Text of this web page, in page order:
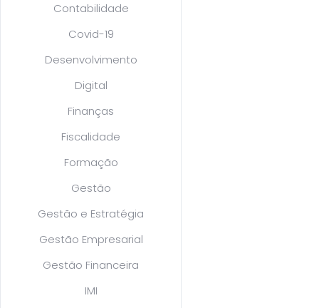
Contabilidade
Covid-19
Desenvolvimento
Digital
Finanças
Fiscalidade
Formação
Gestão
Gestão e Estratégia
Gestão Empresarial
Gestão Financeira
IMI